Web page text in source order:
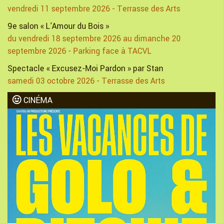
vendredi 11 septembre 2026 - Terrasse des Arts
9e salon « L'Amour du Bois »
du vendredi 18 septembre 2026 au dimanche 20
septembre 2026 - Parking face à TACVL
Spectacle « Excusez-Moi Pardon » par Stan
samedi 03 octobre 2026 - Terrasse des Arts
CINÉMA